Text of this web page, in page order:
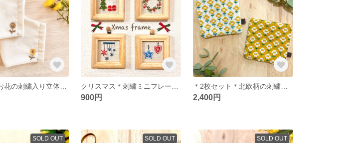
北欧柄＊お花の刺繍入り立体マスク【大人用】
900円 2,400円
SOLD OUT SOLD OUT SOLD OUT